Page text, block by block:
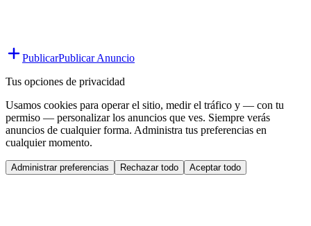
PublicarPublicar Anuncio
Tus opciones de privacidad
Usamos cookies para operar el sitio, medir el tráfico y — con tu
permiso — personalizar los anuncios que ves. Siempre verás
anuncios de cualquier forma. Administra tus preferencias en
cualquier momento.
Administrar preferencias Rechazar todo Aceptar todo